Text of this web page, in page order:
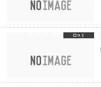
口コミ